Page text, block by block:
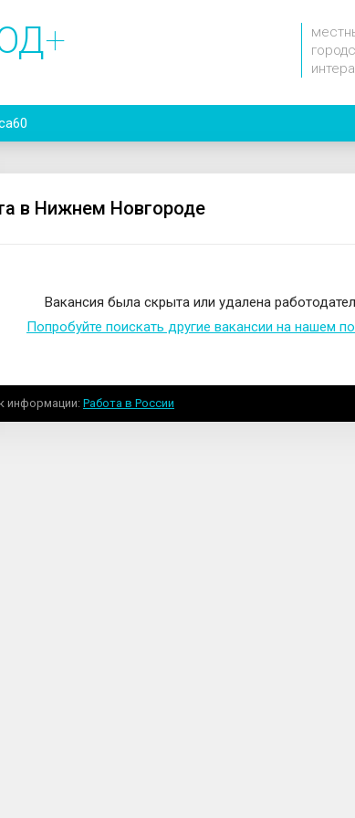
+
в Нижнем Новгороде
Вакансия была скрыта или удалена
Попробуйте поискать другие вакансии на нашем
информации Работа в России